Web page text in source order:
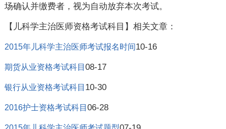
场确认并缴费者，视为自动放弃本次考试。
【儿科学主治医师资格考试科目】相关文章：
2015年儿科学主治医师考试报名时间10-16
期货从业资格考试科目 08-17
银行从业资格考试科目 10-30
2016护士资格考试科目 06-28